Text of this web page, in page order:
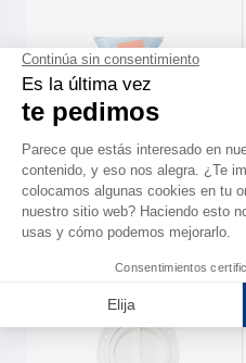
Depósito flexible Vetus
A partir de
177,00 €
Disponible en varias versiones